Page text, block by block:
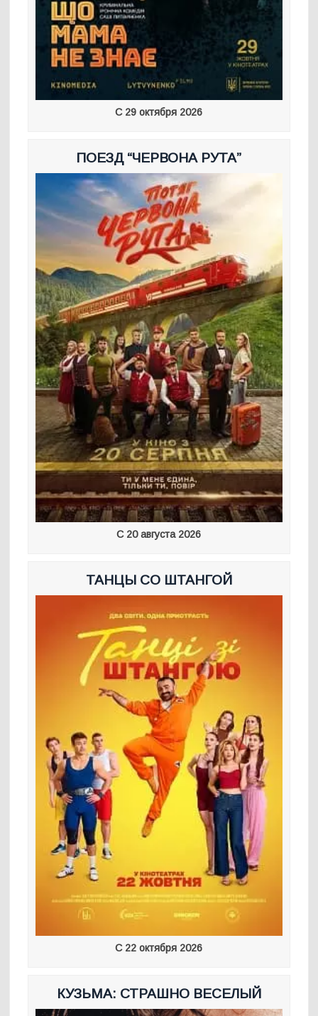
С 29 октября 2026
ПОЕЗД “ЧЕРВОНА РУТА”
С 20 августа 2026
ТАНЦЫ СО ШТАНГОЙ
С 22 октября 2026
КУЗЬМА: СТРАШНО ВЕСЕЛЫЙ